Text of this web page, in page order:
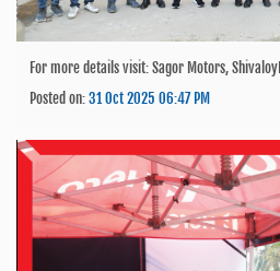
For more details visit: Sagor Motors,
Posted on:31 Oct 2025 06:47 PM